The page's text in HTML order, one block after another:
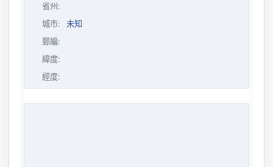
省州:
城市:
未知
郵編:
緯度:
經度: